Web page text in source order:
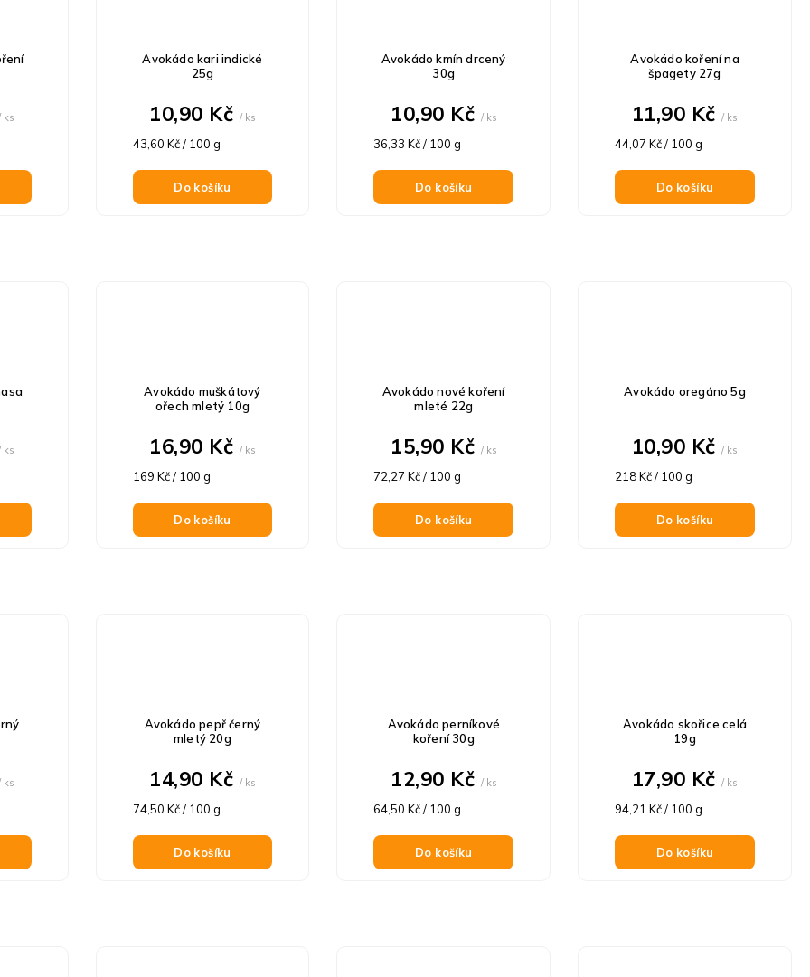
ks
Avokádo kari indické
25g
10,90 Kč / ks
Měrná
43,60 Kč / 100 g
Do košíku
Avokádo kmín drcený
30g
10,90 Kč / ks
Měrná
36,33 Kč / 100 g
Do košíku
Avokádo koření na
špagety 27g
11,90 Kč/ ks
Měrná
44,07 Kč / 100 g
Do košíku
ks
Avokádo muškátový
ořech mletý 10g
16,90 Kč / ks
Měrná
169 Kč / 100 g
Do košíku
Avokádo nové koření
mleté 22g
15,90 Kč / ks
Měrná
72,27 Kč / 100 g
Do košíku
Avokádo oregáno 5g
10,90 Kč/ ks
Měrná
218 Kč / 100 g
Do košíku
ks
Avokádo pepř černý
mletý 20g
14,90 Kč / ks
Měrná
74,50 Kč / 100 g
Do košíku
Avokádo perníkové
koření 30g
12,90 Kč / ks
Měrná
64,50 Kč / 100 g
Do košíku
Avokádo skořice celá
19g
17,90 Kč/ ks
Měrná
94,21 Kč / 100 g
Do košíku